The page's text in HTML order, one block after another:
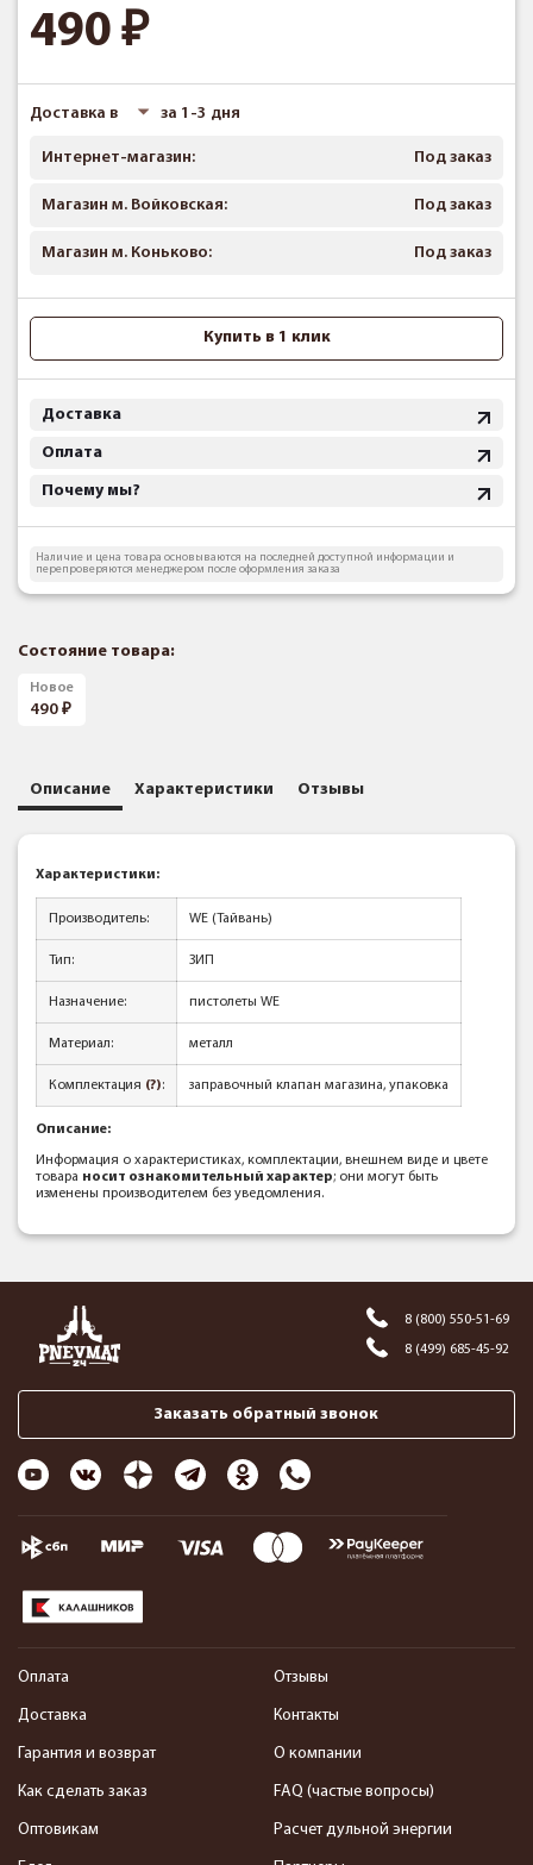
490
Доставка в за 1-3 дня
Интернет-магазин: Под заказ
Магазин м. Войковская: Под заказ
Магазин м. Коньково: Под заказ
Купить в 1 клик
Доставка
Оплата
Почему мы?
Наличие и цена товара основываются на последней доступной информации и
перепроверяются менеджером после оформления заказа
Состояние товара:
Новое
490
Описание Характеристики Отзывы
Характеристики:
Производитель: WE (Тайвань)
Тип: ЗИП
Назначение: пистолеты WE
Материал: металл
Комплектация (?): заправочный клапан магазина, упаковка
Описание:
Информация о характеристиках, комплектации, внешнем виде и цвете
товара носит ознакомительный характер; они могут быть
изменены производителем без уведомления.
8 (800) 550-51-69
8 (499) 685-45-92
Заказать обратный звонок
Оплата
Доставка
Гарантия и возврат
Как сделать заказ
Оптовикам
Отзывы
Контакты
О компании
FAQ (частые вопросы)
Расчет дульной энергии